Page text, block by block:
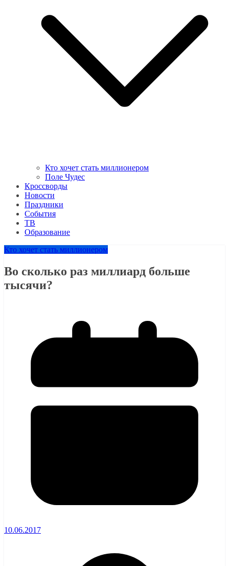
Кто хочет стать миллионером
Поле Чудес
Кроссворды
Новости
Праздники
События
ТВ
Образование
Кто хочет стать миллионером
Во сколько раз миллиард больше
тысячи?
10.06.2017